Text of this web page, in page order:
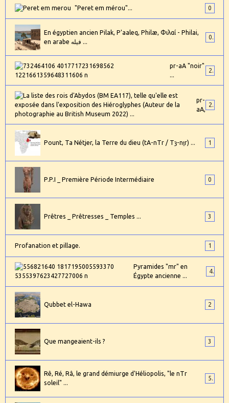
"Peret em mérou"... 0
En égyptien ancien Pilak, P'aaleq, Philæ, Φιλαί - Philai,
en arabe فيله ...
0
pr-aA "noir"
...
2
pr-
aA,
24
Pount, Ta Nétjer, la Terre du dieu (tA-nTr / Tȝ-nṯr) ... 1
P.P.I _ Première Période Intermédiaire 0
Prêtres _ Prêtresses _ Temples ... 3
Profanation et pillage. 1
Pyramides "mr" en
Égypte ancienne ...
4
Qubbet el-Hawa 2
Que mangeaient-ils ? 3
Rê, Ré, Râ, le grand démiurge d'Héliopolis, "le nTr
soleil" ...
5